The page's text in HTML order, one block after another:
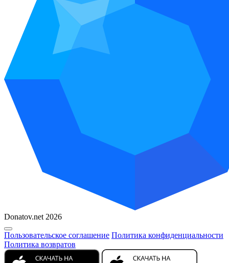
Donatov.net 2026
Пользовательское соглашение Политика конфиденциальности
Политика возвратов